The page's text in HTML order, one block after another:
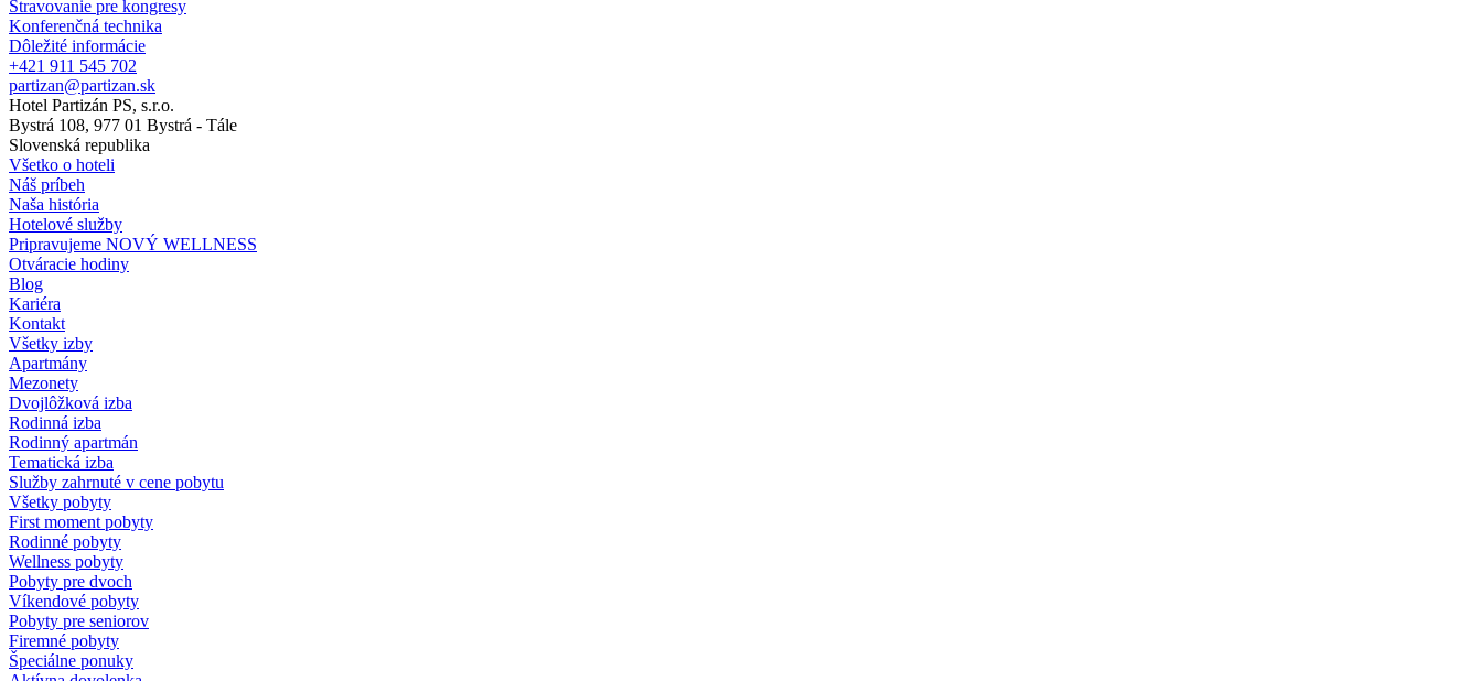
Stravovanie pre kongresy
Konferenčná technika
Dôležité informácie
+421 911 545 702
partizan@partizan.sk
Hotel Partizán PS, s.r.o.
Bystrá 108, 977 01 Bystrá - Tále
Slovenská republika
Všetko o hoteli
Náš príbeh
Naša história
Hotelové služby
Pripravujeme NOVÝ WELLNESS
Otváracie hodiny
Blog
Kariéra
Kontakt
Všetky izby
Apartmány
Mezonety
Dvojlôžková izba
Rodinná izba
Rodinný apartmán
Tematická izba
Služby zahrnuté v cene pobytu
Všetky pobyty
First moment pobyty
Rodinné pobyty
Wellness pobyty
Pobyty pre dvoch
Víkendové pobyty
Pobyty pre seniorov
Firemné pobyty
Špeciálne ponuky